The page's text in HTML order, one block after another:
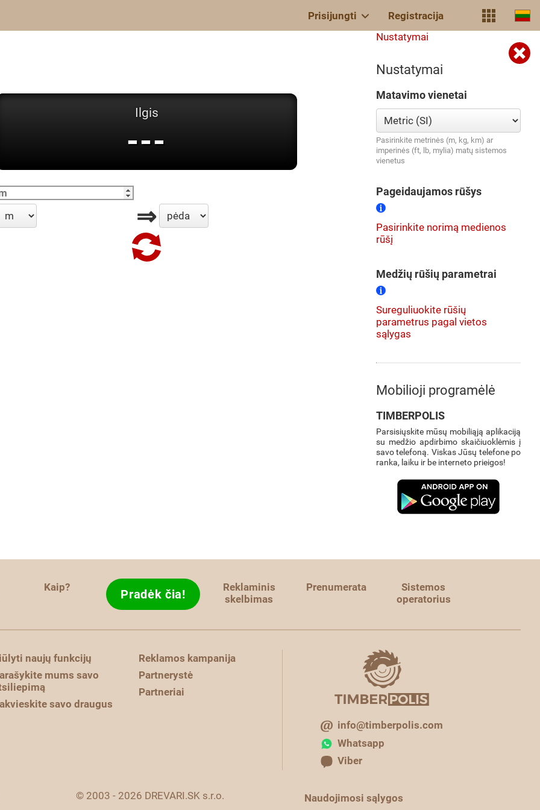
Prisijungti Registracija
Ilgis
---
⇒
Nustatymai
Nustatymai
Matavimo vienetai
Pasirinkite metrinės (m, kg, km) ar
imperinės (ft, lb, mylia) matų sistemos
vienetus
Pageidaujamos rūšys
Pasirinkite norimą medienos
rūšį
Medžių rūšių parametrai
Sureguliuokite rūšių
parametrus pagal vietos
sąlygas
Mobilioji programėlė
TIMBERPOLIS
Parsisiųskite mūsų mobiliąją aplikaciją
su medžio apdirbimo skaičiuoklėmis į
savo telefoną. Viskas Jūsų telefone po
ranka, laiku ir be interneto prieigos!
Kaip? Pradėk čia!
Reklaminis
skelbimas
Prenumerata
Sistemos
operatorius
naujų funkcijų
mums savo
savo draugus
Reklamos kampanija
Partnerystė
Partneriai
info@timberpolis.com
Whatsapp
Viber
© 2003 - 2026 DREVARI.SK s.r.o. Naudojimosi sąlygos